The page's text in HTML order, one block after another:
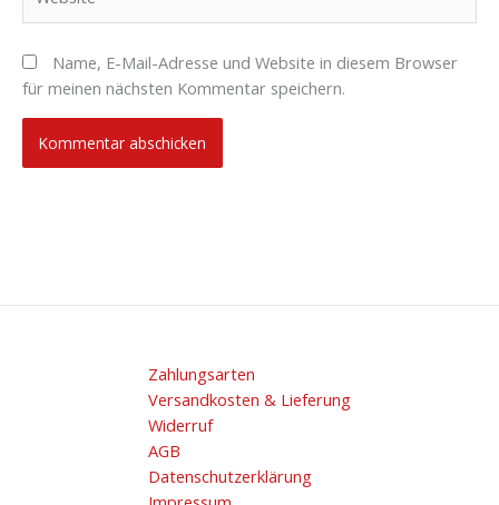
Name, E-Mail-Adresse und Website in diesem Browser
für meinen nächsten Kommentar speichern.
Zahlungsarten
Versandkosten & Lieferung
Widerruf
AGB
Datenschutzerklärung